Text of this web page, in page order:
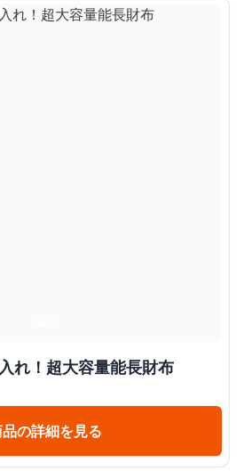
れ！超大容量能長財布
の詳細を見る